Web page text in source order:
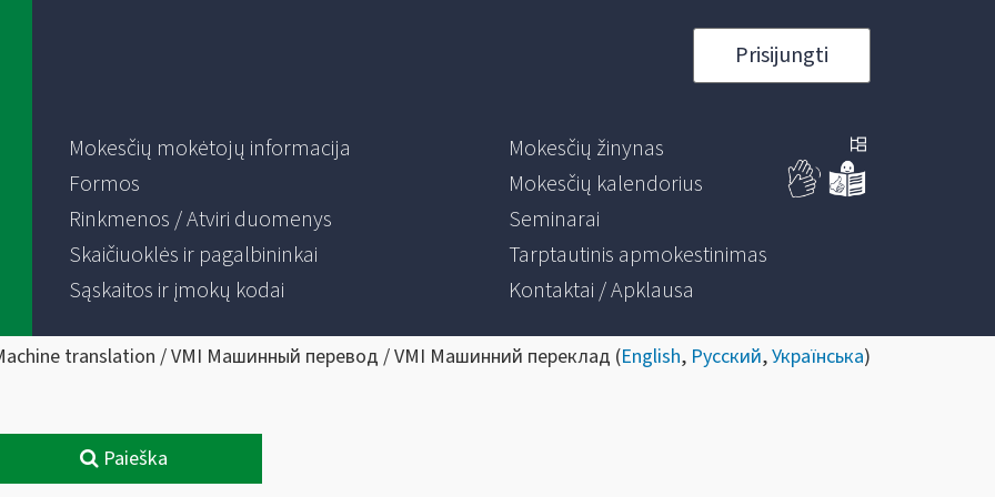
Prisijungti
Mokesčių mokėtojų informacija
Formos
Rinkmenos / Atviri duomenys
Skaičiuoklės ir pagalbininkai
Sąskaitos ir įmokų kodai
Mokesčių žinynas
Mokesčių kalendorius
Seminarai
Tarptautinis apmokestinimas
Kontaktai / Apklausa
translation / VMI Машинный перевод / VMI Машинний переклад (English, Русский,Українська)
Paieška